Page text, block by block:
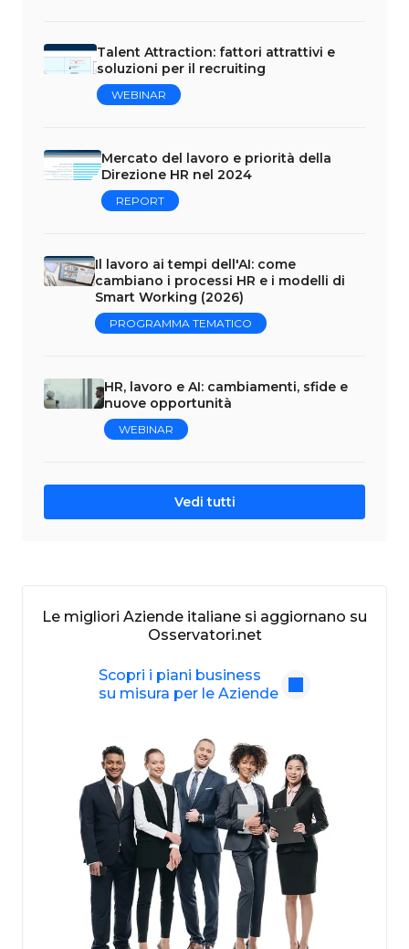
Talent Attraction: fattori attrattivi e
soluzioni per il recruiting
WEBINAR
Mercato del lavoro e priorità della
Direzione HR nel 2024
REPORT
Il lavoro ai tempi dell'AI: come
cambiano i processi HR e i modelli di
Smart Working (2026)
PROGRAMMA TEMATICO
HR, lavoro e AI: cambiamenti, sfide e
nuove opportunità
WEBINAR
Vedi tutti
Le migliori Aziende italiane si aggiornano su
Osservatori.net
Scopri i piani business
su misura per le Aziende